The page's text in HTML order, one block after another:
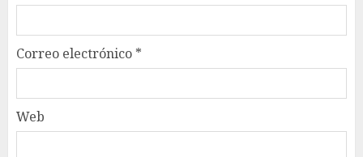
Correo electrónico *
Web